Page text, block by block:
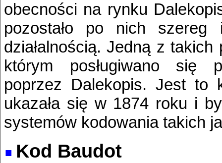
obecności na rynku
pozostało po nich
działalnością. Jedną z
którym posługiwano się
poprzez Dalekopis. Jest to
ukazała się w 1874 roku i
systemów kodowania takich
Kod Baudot